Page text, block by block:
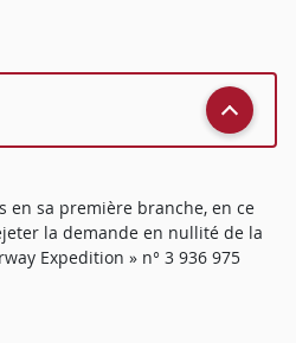
en sa première branche, en ce
la demande en nullité de la
Expedition » n° 3 936 975